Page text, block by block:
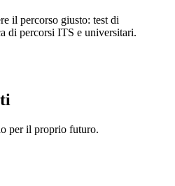
il percorso giusto: test di
di percorsi ITS e universitari.
per il proprio futuro.